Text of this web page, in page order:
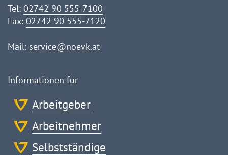
Tel: 02742 90 555-7100
Fax: 02742 90 555-7120
Mail: service@noevk.at
Informationen für
Arbeitgeber
Arbeitnehmer
Selbstständige